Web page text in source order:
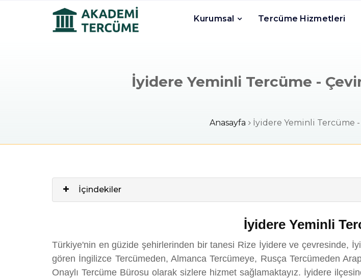
Kurumsal Tercüme Hizmetleri
İyidere Yeminli Tercüme -
Anasayfa İyidere Yeminli Tercüme
İçindekiler
İyidere Yeminli
Türkiye'nin en güzide şehirlerinden bir tanesi Rize İyidere ve çevresinde,
gören İngilizce Tercümeden, Almanca Tercümeye, Rusça Tercümeden
Onaylı Tercüme Bürosu olarak sizlere hizmet sağlamaktayız. İyidere